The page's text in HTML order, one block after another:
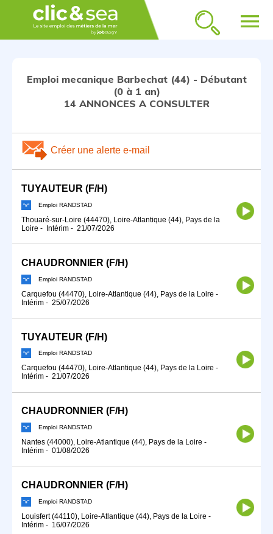
menu
Emploi mecanique Barbechat (44) - Débutant
(0 à 1 an)
14 ANNONCES A CONSULTER
Créer une alerte e-mail
TUYAUTEUR (F/H)
Emploi RANDSTAD
Thouaré-sur-Loire (44470), Loire-Atlantique (44), Pays de la
Loire - Intérim - 21/07/2026
CHAUDRONNIER (F/H)
Emploi RANDSTAD
Carquefou (44470), Loire-Atlantique (44), Pays de la Loire -
Intérim - 25/07/2026
TUYAUTEUR (F/H)
Emploi RANDSTAD
Carquefou (44470), Loire-Atlantique (44), Pays de la Loire -
Intérim - 21/07/2026
CHAUDRONNIER (F/H)
Emploi RANDSTAD
Nantes (44000), Loire-Atlantique (44), Pays de la Loire -
Intérim - 01/08/2026
CHAUDRONNIER (F/H)
Emploi RANDSTAD
Louisfert (44110), Loire-Atlantique (44), Pays de la Loire -
Intérim - 16/07/2026